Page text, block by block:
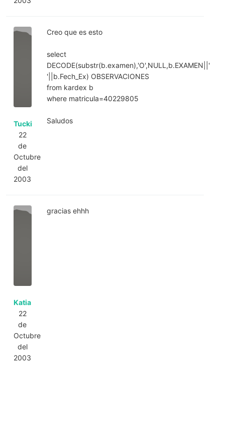
Tucki
22
de
Octubre
del
2003
Creo que es esto
select
DECODE(substr(b.examen),'O',NULL,b.EXAMEN||'
'||b.Fech_Ex) OBSERVACIONES
from kardex b
where matricula=40229805
Saludos
Katia
22
de
Octubre
del
2003
gracias ehhh